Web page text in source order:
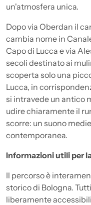
un'atmosfera unica.
Dopo via Oberdan il
cambia nome in
Capo di Lucca e via
secoli destinato ai
scoperta solo una
Lucca, in
si intravede un antico
udire chiaramente il
scorre: un suono
contemporanea.
Informazioni utili per
Il percorso è
storico di Bologna.
liberamente